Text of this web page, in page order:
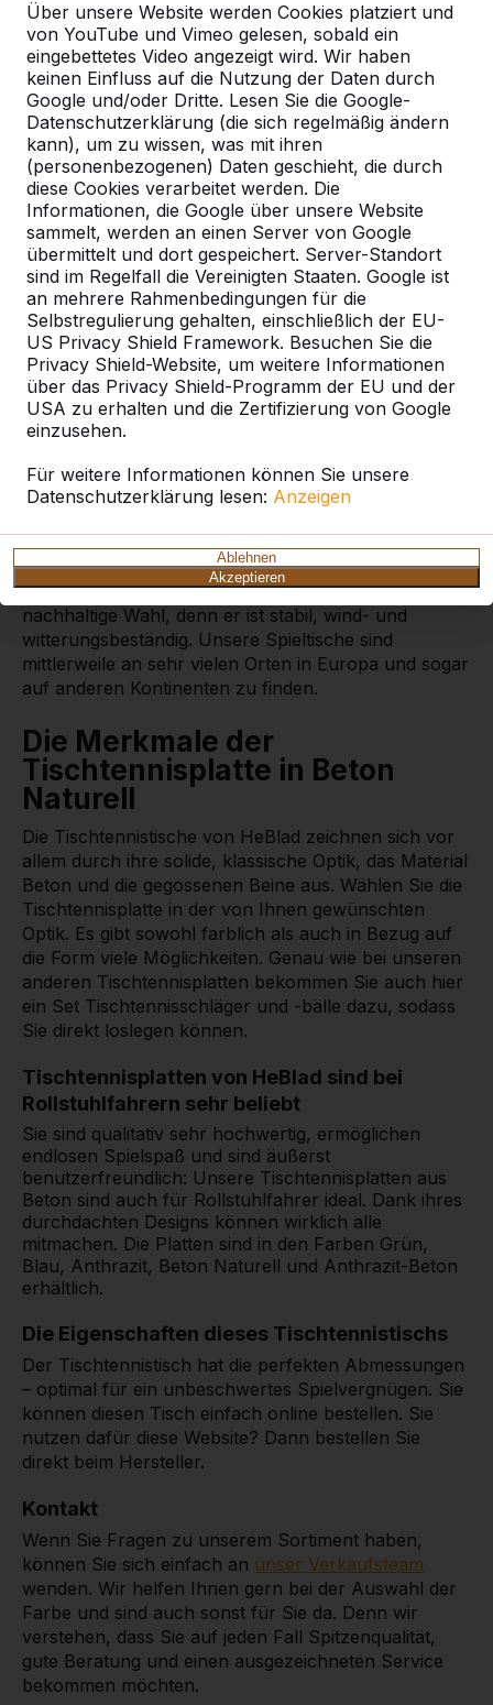
Über unsere Website werden Cookies platziert und
von YouTube und Vimeo gelesen, sobald ein
eingebettetes Video angezeigt wird. Wir haben
keinen Einfluss auf die Nutzung der Daten durch
Google und/oder Dritte. Lesen Sie die Google-
Datenschutzerklärung (die sich regelmäßig ändern
kann), um zu wissen, was mit ihren
(personenbezogenen) Daten geschieht, die durch
diese Cookies verarbeitet werden. Die
Informationen, die Google über unsere Website
sammelt, werden an einen Server von Google
übermittelt und dort gespeichert. Server-Standort
sind im Regelfall die Vereinigten Staaten. Google ist
an mehrere Rahmenbedingungen für die
Selbstregulierung gehalten, einschließlich der EU-
US Privacy Shield Framework. Besuchen Sie die
Privacy Shield-Website, um weitere Informationen
über das Privacy Shield-Programm der EU und der
USA zu erhalten und die Zertifizierung von Google
einzusehen.
Für weitere Informationen können Sie unsere
Datenschutzerklärung lesen: Anzeigen
Ablehnen
Akzeptieren
Zum Angebot hinzufügen
Kostenlose Lieferung und Aufstellung in
Deutschland.
Innerhalb von 4 Arbeitswochen geliefert.
Wie funktioniert die Lieferung? Video ansehen
Beton-Tischtennisplatte
in Beton Naturell
Diese Tischtennisplatte hat eine ruhige Farbe: Beton
Naturell. Ein unauffälliger Farbton, der in jede
Farbe? Dieser Beton-Tischtennistisch ist auch in
GrünoderBlau erhältlich. So können Sie diesen
und wir stellen ihn für Sie auf. Dieser Beton-
Tischtennistisch ist ein absolutes Highlight für jeden
privaten oder öffentlichen Spielplatz. Und eine
nachhaltige Wahl, denn er ist stabil, wind- und
witterungsbeständig. Unsere Spieltische sind
mittlerweile an sehr vielen Orten in Europa und sogar
auf anderen Kontinenten zu finden.
Die Merkmale der
Tischtennisplatte in Beton
Naturell
Die Tischtennistische von HeBlad zeichnen sich vor
allem durch ihre solide, klassische Optik, das Material
Beton und die gegossenen Beine aus. Wählen Sie die
Tischtennisplatte in der von Ihnen gewünschten
Optik. Es gibt sowohl farblich als auch in Bezug auf
die Form viele Möglichkeiten. Genau wie bei unseren
anderen Tischtennisplatten bekommen Sie auch hier
ein Set Tischtennisschläger und -bälle dazu, sodass
Sie direkt loslegen können.
Tischtennisplatten von HeBlad sind bei
Rollstuhlfahrern sehr beliebt
Sie sind qualitativ sehr hochwertig, ermöglichen
endlosen Spielspaß und sind äußerst
benutzerfreundlich: Unsere Tischtennisplatten aus
Beton sind auch für Rollstuhlfahrer ideal. Dank ihres
durchdachten Designs können wirklich alle
mitmachen. Die Platten sind in den Farben Grün,
Blau, Anthrazit, Beton Naturell und Anthrazit-Beton
erhältlich.
Die Eigenschaften dieses Tischtennistischs
Der Tischtennistisch hat die perfekten Abmessungen
– optimal für ein unbeschwertes Spielvergnügen. Sie
können diesen Tisch einfach online bestellen. Sie
nutzen dafür diese Website? Dann bestellen Sie
direkt beim Hersteller.
Kontakt
Wenn Sie Fragen zu unserem Sortiment haben,
können Sie sich einfach an unser Verkaufsteam
wenden. Wir helfen Ihnen gern bei der Auswahl der
Farbe und sind auch sonst für Sie da. Denn wir
verstehen, dass Sie auf jeden Fall Spitzenqualität,
gute Beratung und einen ausgezeichneten Service
bekommen möchten.